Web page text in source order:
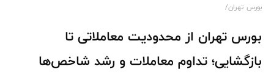
بورس تهران/
بورس تهران از محدودیت معاملاتی تا
بازگشایی؛ تداوم معاملات و رشد شاخص‌ها